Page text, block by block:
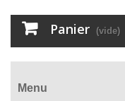
Panier (vide)
Menu